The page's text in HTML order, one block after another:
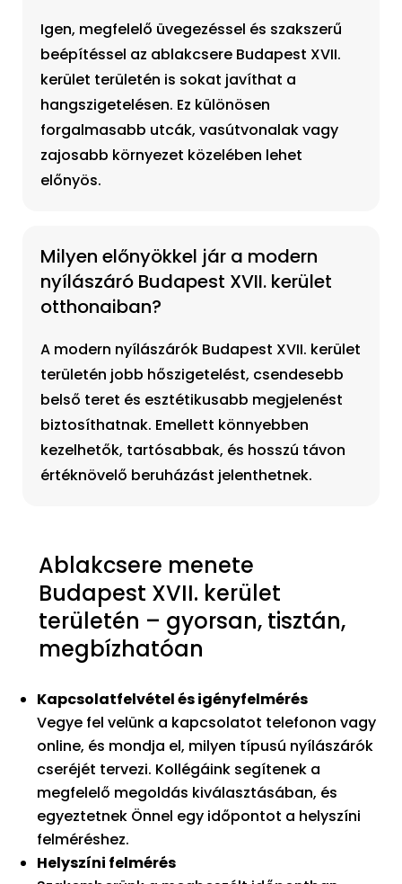
Igen, megfelelő üvegezéssel és szakszerű
beépítéssel az ablakcsere Budapest XVII.
kerület területén is sokat javíthat a
hangszigetelésen. Ez különösen
forgalmasabb utcák, vasútvonalak vagy
zajosabb környezet közelében lehet
előnyös.
Milyen előnyökkel jár a modern
nyílászáró Budapest XVII. kerület
otthonaiban?
A modern nyílászárók Budapest XVII. kerület
területén jobb hőszigetelést, csendesebb
belső teret és esztétikusabb megjelenést
biztosíthatnak. Emellett könnyebben
kezelhetők, tartósabbak, és hosszú távon
értéknövelő beruházást jelenthetnek.
Ablakcsere menete
Budapest XVII. kerület
területén – gyorsan, tisztán,
megbízhatóan
Kapcsolatfelvétel és igényfelmérés
Vegye fel velünk a kapcsolatot telefonon vagy
online, és mondja el, milyen típusú nyílászárók
cseréjét tervezi. Kollégáink segítenek a
megfelelő megoldás kiválasztásában, és
egyeztetnek Önnel egy időpontot a helyszíni
felméréshez.
Helyszíni felmérés